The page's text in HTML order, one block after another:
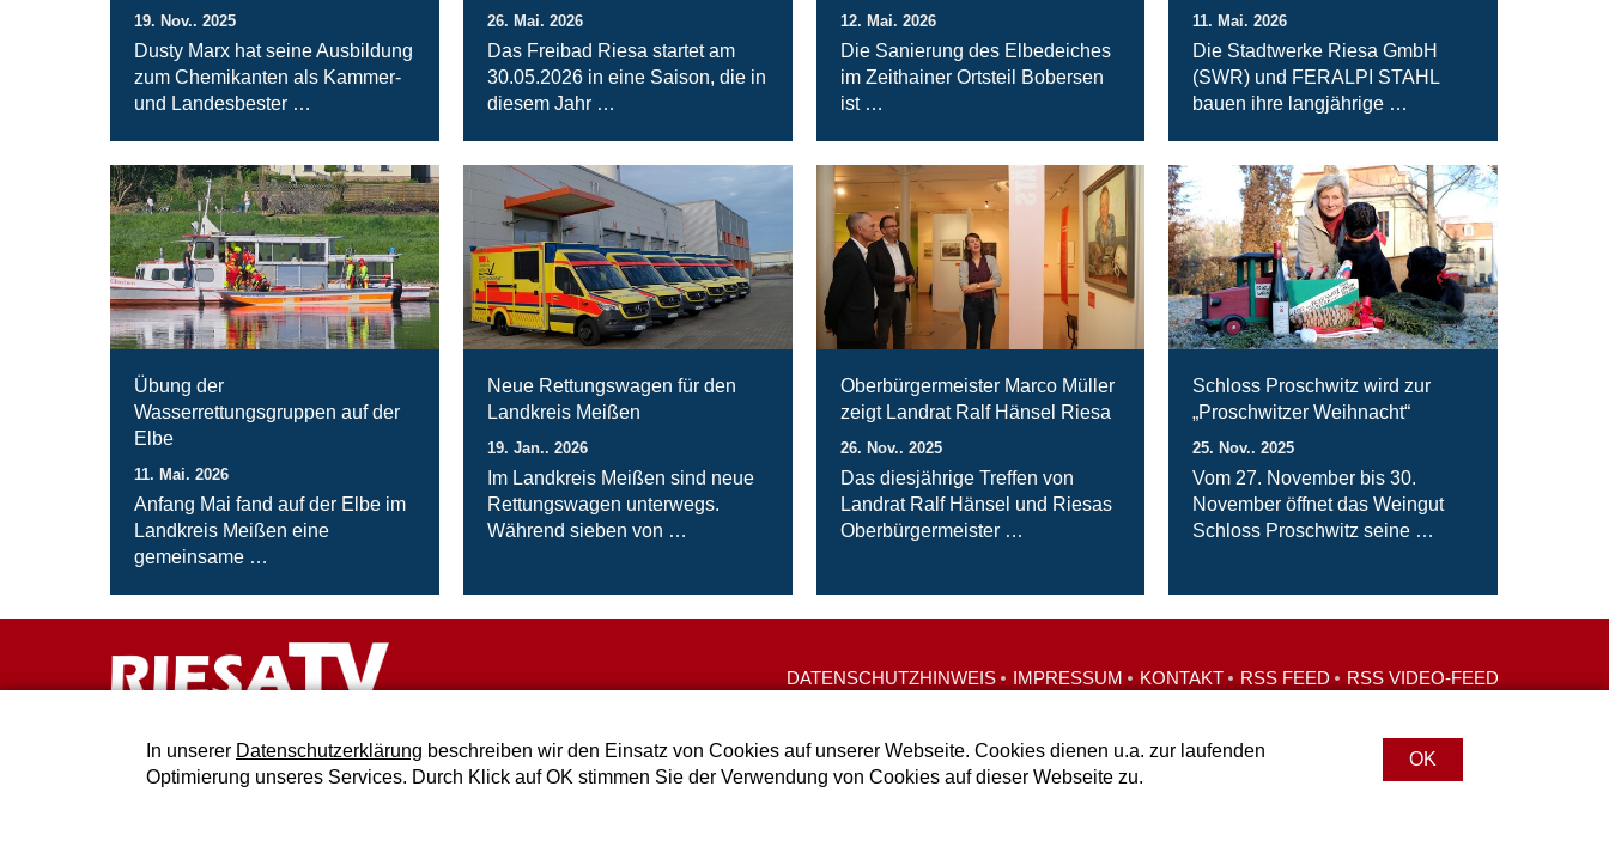
19. Nov.. 2025
Dusty Marx hat seine Ausbildung
zum Chemikanten als Kammer-
und Landesbester …
26. Mai. 2026
Das Freibad Riesa startet am
30.05.2026 in eine Saison, die in
diesem Jahr …
12. Mai. 2026
Die Sanierung des Elbedeiches
im Zeithainer Ortsteil Bobersen
ist …
11. Mai. 2026
Die Stadtwerke Riesa GmbH
(SWR) und FERALPI STAHL
bauen ihre langjährige …
Übung der
Wasserrettungsgruppen auf der
Elbe
11. Mai. 2026
Anfang Mai fand auf der Elbe im
Landkreis Meißen eine
gemeinsame …
Neue Rettungswagen für den
Landkreis Meißen
19. Jan.. 2026
Im Landkreis Meißen sind neue
Rettungswagen unterwegs.
Während sieben von …
Oberbürgermeister Marco Müller
zeigt Landrat Ralf Hänsel Riesa
26. Nov.. 2025
Das diesjährige Treffen von
Landrat Ralf Hänsel und Riesas
Oberbürgermeister …
Schloss Proschwitz wird zur
„Proschwitzer Weihnacht“
25. Nov.. 2025
Vom 27. November bis 30.
November öffnet das Weingut
Schloss Proschwitz seine …
DATENSCHUTZHINWEIS IMPRESSUM KONTAKT RSS FEED RSS VIDEO-FEED
In unserer Datenschutzerklärung beschreiben wir den Einsatz von Cookies auf unserer Webseite. Cookies dienen u.a. zur laufenden
Optimierung unseres Services. Durch Klick auf OK stimmen Sie der Verwendung von Cookies auf dieser Webseite zu.
OK